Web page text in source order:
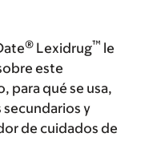
® Lexidrug™ le
este
para qué se usa,
y
de cuidados de